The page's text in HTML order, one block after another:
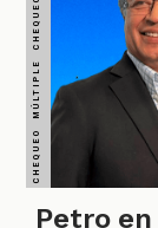
Petro